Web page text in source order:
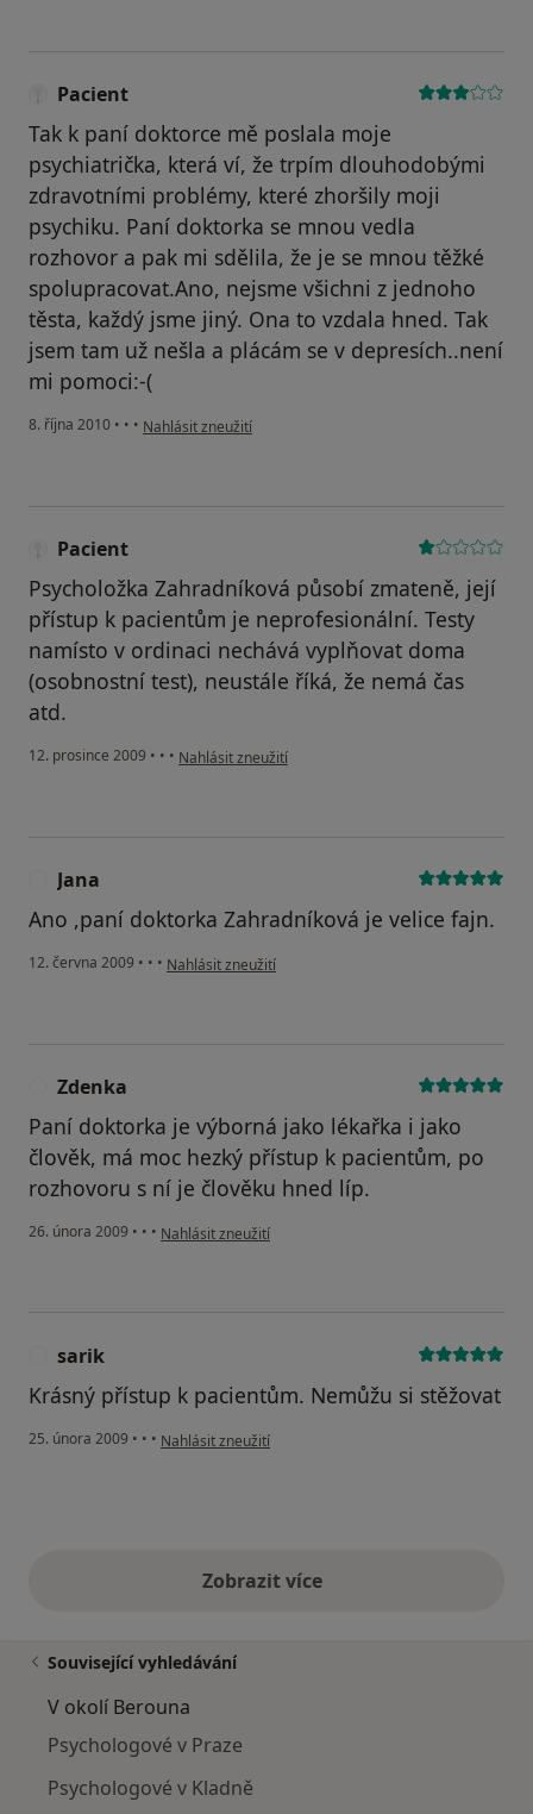
Pacient
Tak k paní doktorce mě poslala moje
psychiatrička, která ví, že trpím dlouhodobými
zdravotními problémy, které zhoršily moji
psychiku. Paní doktorka se mnou vedla
rozhovor a pak mi sdělila, že je se mnou těžké
spolupracovat.Ano, nejsme všichni z jednoho
těsta, každý jsme jiný. Ona to vzdala hned. Tak
jsem tam už nešla a plácám se v depresích..není
mi pomoci:-(
8. října 2010 • • • podle názoru uživatele Pacient
Nahlásit zneužití
Pacient
Psycholožka Zahradníková působí zmateně, její
přístup k pacientům je neprofesionální. Testy
namísto v ordinaci nechává vyplňovat doma
(osobnostní test), neustále říká, že nemá čas
atd.
12. prosince 2009 • • • podle názoru uživatele Pacient
Nahlásit zneužití
Jana
Ano ,paní doktorka Zahradníková je velice fajn.
12. června 2009 • • • podle názoru uživatele Jana
Nahlásit zneužití
Zdenka
Paní doktorka je výborná jako lékařka i jako
člověk, má moc hezký přístup k pacientům, po
rozhovoru s ní je člověku hned líp.
26. února 2009 • • • podle názoru uživatele Zdenka
Nahlásit zneužití
sarik
Krásný přístup k pacientům. Nemůžu si stěžovat
25. února 2009 • • • podle názoru uživatele sarik
Nahlásit zneužití
Zobrazit vícevýše uvedené názory
Související vyhledávání
V okolí Berouna
Psychologové v Praze
Psychologové v Kladně